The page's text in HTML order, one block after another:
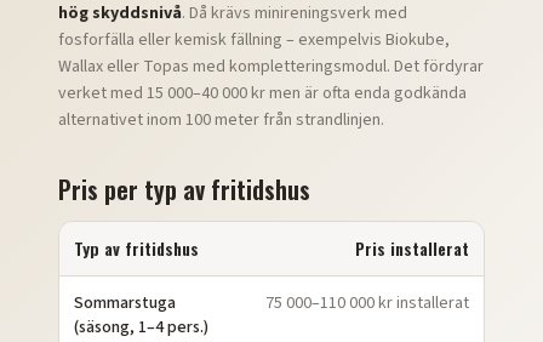
hög skyddsnivå. Då krävs minireningsverk med
fosforfälla eller kemisk fällning – exempelvis Biokube,
Wallax eller Topas med kompletteringsmodul. Det fördyrar
verket med 15 000–40 000 kr men är ofta enda godkända
alternativet inom 100 meter från strandlinjen.
Pris per typ av fritidshus
Typ av fritidshus Pris installerat
Sommarstuga
(säsong, 1–4 pers.)
75 000–110 000 kr installerat